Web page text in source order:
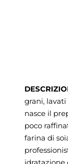
grani,
nasce il
poco
farina di